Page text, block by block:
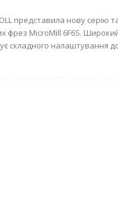
представила нову серію
фрез MicroMill 6F6S.
складного налаштування